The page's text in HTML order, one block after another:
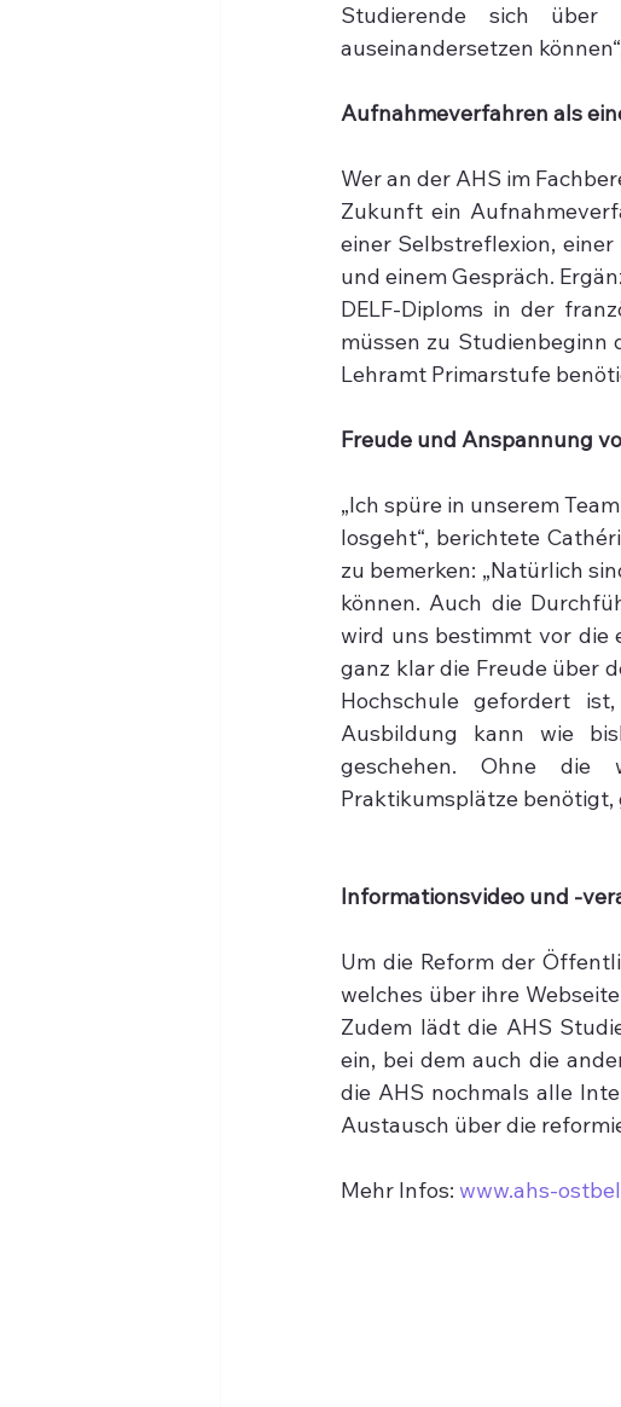
Studierende sich über
auseinandersetzen
Aufnahmeverfahren als
Wer an der AHS im
Zukunft ein
einer Selbstreflexion,
und einem Gespräch.
DELF-Diploms in der
müssen zu Studienbeginn
Lehramt Primarstufe
Freude und Anspannung
„Ich spüre in unserem
losgeht“, berichtete
zu bemerken: „Natürlich
können. Auch die
wird uns bestimmt vor die
ganz klar die Freude über
Hochschule gefordert
Ausbildung kann wie
geschehen. Ohne die
Praktikumsplätze benötigt,
Informationsvideo und -
Um die Reform der
welches über ihre
Zudem lädt die AHS
ein, bei dem auch die
die AHS nochmals alle
Austausch über die
Mehr Infos: www.ahs-